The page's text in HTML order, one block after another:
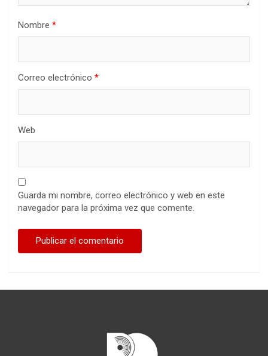
Nombre *
Correo electrónico *
Web
Guarda mi nombre, correo electrónico y web en este
navegador para la próxima vez que comente.